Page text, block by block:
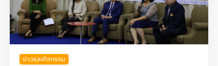
ข่าวและกิจกรรม